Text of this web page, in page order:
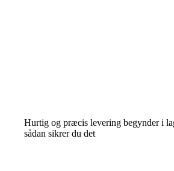
Hurtig og præcis levering begynder i
sådan sikrer du det